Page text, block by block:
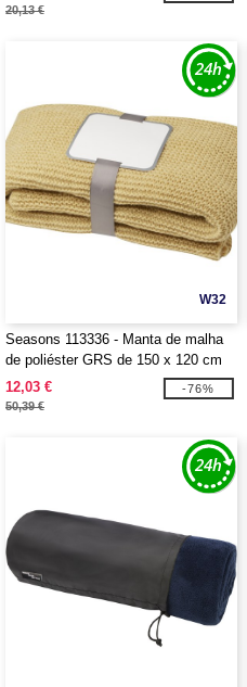
20,13 €
W32
Seasons 113336 - Manta de malha
de poliéster GRS de 150 x 120 cm
"Suzy"
12,03 €
50,39 €
-76%